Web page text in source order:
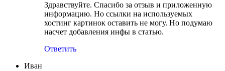
Здравствуйте. Спасибо за отзыв и приложенную
информацию. Но ссылки на используемых
хостинг картинок оставить не могу. Но подумаю
насчет добавления инфы в статью.
Ответить
Иван